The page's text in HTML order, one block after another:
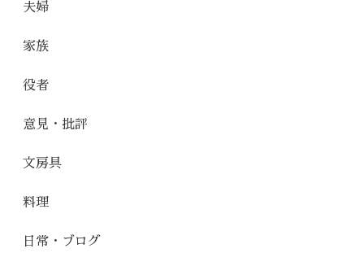
夫婦
家族
役者
意見・批評
文房具
料理
日常・ブログ